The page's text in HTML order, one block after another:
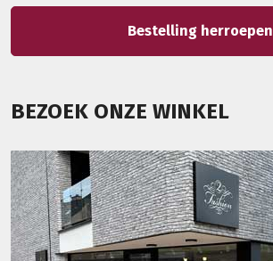
Bestelling herroepen
BEZOEK ONZE WINKEL